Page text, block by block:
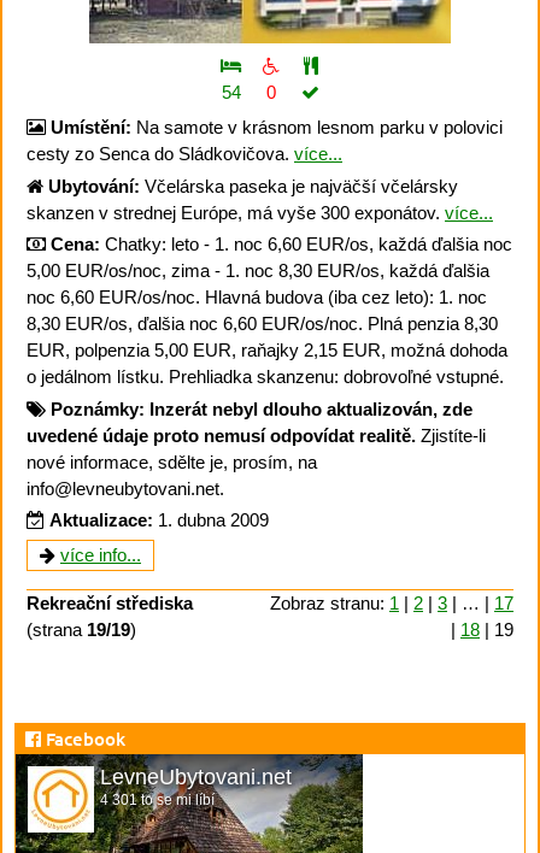
54
0
Umístění: Na samote v krásnom lesnom parku v polovici
cesty zo Senca do Sládkovičova. více...
Ubytování: Včelárska paseka je najväčší včelársky
skanzen v strednej Európe, má vyše 300 exponátov. více...
Cena: Chatky: leto - 1. noc 6,60 EUR/os, každá ďalšia noc
5,00 EUR/os/noc, zima - 1. noc 8,30 EUR/os, každá ďalšia
noc 6,60 EUR/os/noc. Hlavná budova (iba cez leto): 1. noc
8,30 EUR/os, ďalšia noc 6,60 EUR/os/noc. Plná penzia 8,30
EUR, polpenzia 5,00 EUR, raňajky 2,15 EUR, možná dohoda
o jedálnom lístku. Prehliadka skanzenu: dobrovoľné vstupné.
Poznámky: Inzerát nebyl dlouho aktualizován, zde
uvedené údaje proto nemusí odpovídat realitě. Zjistíte-li
nové informace, sdělte je, prosím, na
info@levneubytovani.net.
Aktualizace: 1. dubna 2009
více info...
Rekreační střediska
(strana 19/19)
Zobraz stranu: 1 | 2 | 3 | … | 17
| 18 | 19
Facebook
LevneUbytovani.net
4 301 to se mi líbí